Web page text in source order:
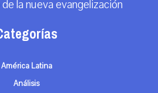
la nueva evangelización
América Latina
Análisis